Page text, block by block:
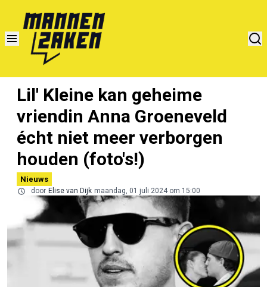
Lil' Kleine kan geheime
vriendin Anna Groeneveld
écht niet meer verborgen
houden (foto's!)
Nieuws
door Elise van Dijk maandag, 01 juli 2024 om 15:00